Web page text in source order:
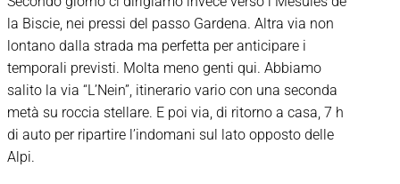
la Biscie, nei pressi del passo Gardena. Altra via non
lontano dalla strada ma perfetta per anticipare i
temporali previsti. Molta meno genti qui. Abbiamo
salito la via “L’Nein”, itinerario vario con una seconda
metà su roccia stellare. E poi via, di ritorno a casa, 7 h
di auto per ripartire l’indomani sul lato opposto delle
Alpi.